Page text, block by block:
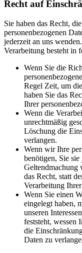
Recht auf
Sie haben das Recht,
personenbezogenen
jederzeit an uns
Verarbeitung besteht in
Wenn Sie die
Regel Zeit, um
haben Sie das
Ihrer
Wenn die
unrechtmäßig
Löschung die
verlangen.
Wenn wir Ihre
benötigen, Sie
Geltendmachung
das Recht, statt
Verarbeitung
Wenn Sie einen
eingelegt haben,
unseren
feststeht, wessen
die
Daten zu